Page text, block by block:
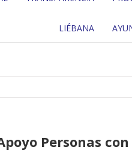
LIÉBANA
Personas